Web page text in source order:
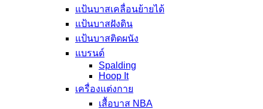
แป้นบาสเคลื่อนย้ายได้
แป้นบาสฝังดิน
แป้นบาสติดผนัง
แบรนด์
Spalding
Hoop It
เครื่องแต่งกาย
เสื้อบาส NBA